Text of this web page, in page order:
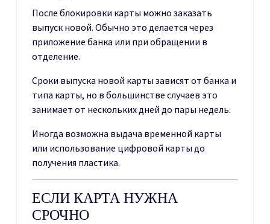
После блокировки карты можно заказать
выпуск новой. Обычно это делается через
приложение банка или при обращении в
отделение.
Сроки выпуска новой карты зависят от банка и
типа карты, но в большинстве случаев это
занимает от нескольких дней до пары недель.
Иногда возможна выдача временной карты
или использование цифровой карты до
получения пластика.
ЕСЛИ КАРТА НУЖНА
СРОЧНО